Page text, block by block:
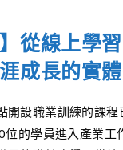
】從線上學
成長的實
開設職業訓練的課程
位的學員進入產業工